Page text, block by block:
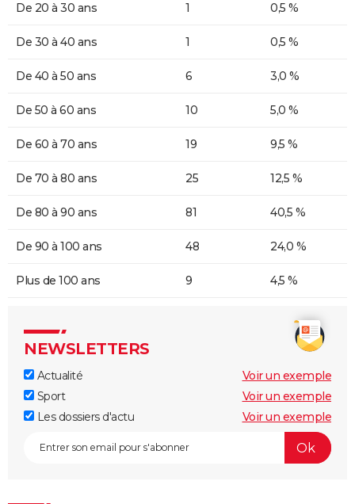
De 20 à 30 ans 1 0,5 %
De 30 à 40 ans 1 0,5 %
De 40 à 50 ans 6 3,0 %
De 50 à 60 ans 10 5,0 %
De 60 à 70 ans 19 9,5 %
De 70 à 80 ans 25 12,5 %
De 80 à 90 ans 81 40,5 %
De 90 à 100 ans 48 24,0 %
Plus de 100 ans 9 4,5 %
NEWSLETTERS
Actualité
Voir un exemple
Sport
Voir un exemple
Les dossiers d'actu
Voir un exemple